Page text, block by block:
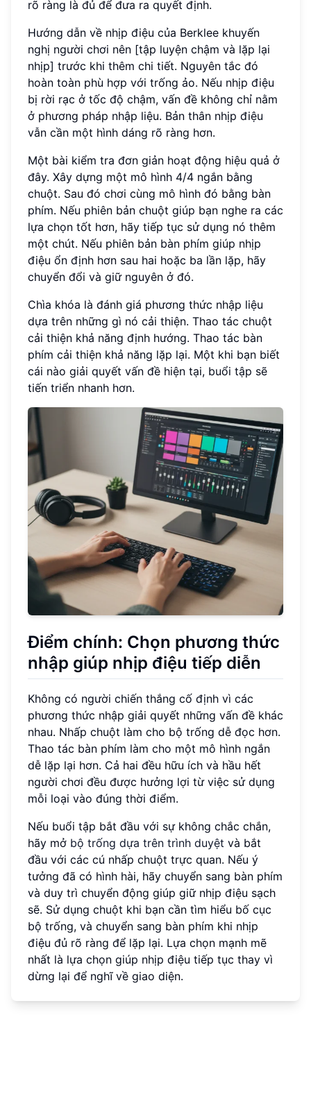
rõ ràng là đủ để đưa ra quyết định.
Hướng dẫn về nhịp điệu của Berklee khuyến
nghị người chơi nên [tập luyện chậm và lặp lại
nhịp] trước khi thêm chi tiết. Nguyên tắc đó
hoàn toàn phù hợp với trống ảo. Nếu nhịp điệu
bị rời rạc ở tốc độ chậm, vấn đề không chỉ nằm
ở phương pháp nhập liệu. Bản thân nhịp điệu
vẫn cần một hình dáng rõ ràng hơn.
Một bài kiểm tra đơn giản hoạt động hiệu quả ở
đây. Xây dựng một mô hình 4/4 ngắn bằng
chuột. Sau đó chơi cùng mô hình đó bằng bàn
phím. Nếu phiên bản chuột giúp bạn nghe ra các
lựa chọn tốt hơn, hãy tiếp tục sử dụng nó thêm
một chút. Nếu phiên bản bàn phím giúp nhịp
điệu ổn định hơn sau hai hoặc ba lần lặp, hãy
chuyển đổi và giữ nguyên ở đó.
Chìa khóa là đánh giá phương thức nhập liệu
dựa trên những gì nó cải thiện. Thao tác chuột
cải thiện khả năng định hướng. Thao tác bàn
phím cải thiện khả năng lặp lại. Một khi bạn biết
cái nào giải quyết vấn đề hiện tại, buổi tập sẽ
tiến triển nhanh hơn.
Điểm chính: Chọn phương thức
nhập giúp nhịp điệu tiếp diễn
Không có người chiến thắng cố định vì các
phương thức nhập giải quyết những vấn đề khác
nhau. Nhấp chuột làm cho bộ trống dễ đọc hơn.
Thao tác bàn phím làm cho một mô hình ngắn
dễ lặp lại hơn. Cả hai đều hữu ích và hầu hết
người chơi đều được hưởng lợi từ việc sử dụng
mỗi loại vào đúng thời điểm.
Nếu buổi tập bắt đầu với sự không chắc chắn,
hãy mở bộ trống dựa trên trình duyệt và bắt
đầu với các cú nhấp chuột trực quan. Nếu ý
tưởng đã có hình hài, hãy chuyển sang bàn phím
và duy trì chuyển động giúp giữ nhịp điệu sạch
sẽ. Sử dụng chuột khi bạn cần tìm hiểu bố cục
bộ trống, và chuyển sang bàn phím khi nhịp
điệu đủ rõ ràng để lặp lại. Lựa chọn mạnh mẽ
nhất là lựa chọn giúp nhịp điệu tiếp tục thay vì
dừng lại để nghĩ về giao diện.